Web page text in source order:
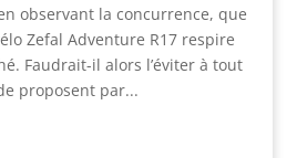
observant la concurrence, que
Zefal Adventure R17 respire
Faudrait-il alors l’éviter à tout
proposent par...